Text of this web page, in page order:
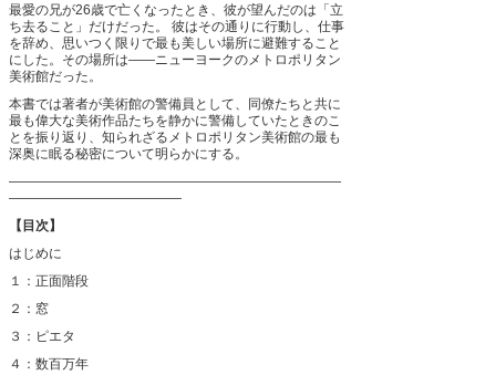
最愛の兄が26歳で亡くなったとき、彼が望んだのは「立
ち去ること」だけだった。
彼はその通りに行動し、仕事
を辞め、思いつく限りで最も美しい場所に避難すること
にした。その場所は――ニューヨークのメトロポリタン
美術館だった。
本書では著者が美術館の警備員として、同僚たちと共に
最も偉大な美術作品たちを静かに警備していたときのこ
とを振り返り、知られざるメトロポリタン美術館の最も
深奥に眠る秘密について明らかにする。
―――――――――――――――――――――――――
―――――――――――――
【目次】
はじめに
１：正面階段
２：窓
３：ピエタ
４：数百万年